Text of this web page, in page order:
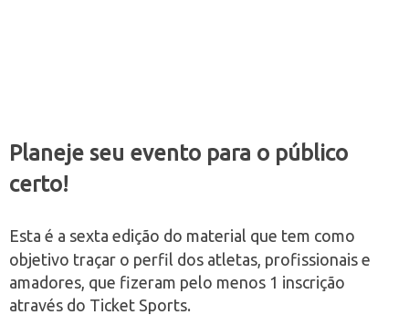
Planeje seu evento para o público
certo!
Esta é a sexta edição do material que tem como
objetivo traçar o perfil dos atletas, profissionais e
amadores, que fizeram pelo menos 1 inscrição
através do Ticket Sports.